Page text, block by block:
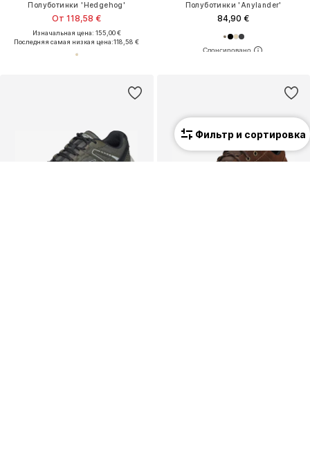
Полуботинки 'Hedgehog'
От 118,58 €
Изначальная цена: 155,00 €
Последняя самая низкая цена:118,58 €
Полуботинки 'Anylander'
84,90 €
Фильтр и сортировка